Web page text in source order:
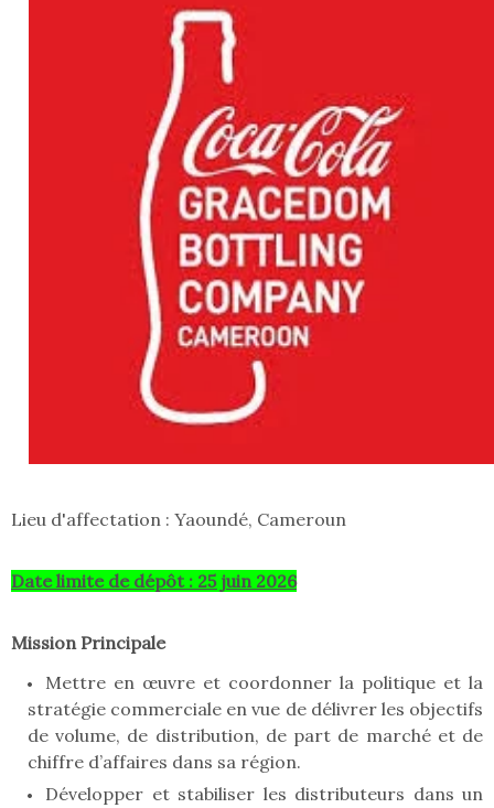
Lieu d'affectation : Yaoundé, Cameroun
Date limite de dépôt : 25 juin 2026
Mission Principale
Mettre en œuvre et coordonner la politique et la
stratégie commerciale en vue de délivrer les objectifs
de volume, de distribution, de part de marché et de
chiffre d’affaires dans sa région.
Développer et stabiliser les distributeurs dans un